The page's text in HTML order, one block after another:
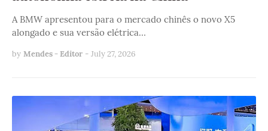
A BMW apresentou para o mercado chinês o novo X5
alongado e sua versão elétrica…
by Mendes - Editor - July 27, 2026